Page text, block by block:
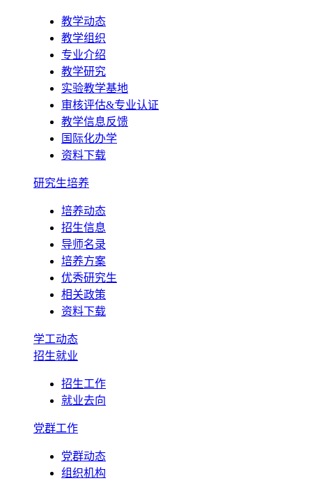
教学动态
教学组织
专业介绍
教学研究
实验教学基地
审核评估&专业认证
教学信息反馈
国际化办学
资料下载
研究生培养
培养动态
招生信息
导师名录
培养方案
优秀研究生
相关政策
资料下载
学工动态
招生就业
招生工作
就业去向
党群工作
党群动态
组织机构